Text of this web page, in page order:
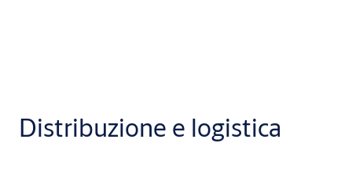
Distribuzione e logistica